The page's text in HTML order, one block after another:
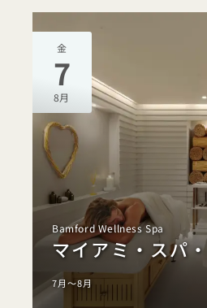
金
7
8月
Bamford Wellness Spa
マイアミ・スパ
7月～8月